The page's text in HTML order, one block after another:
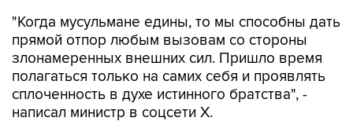
"Когда мусульмане едины, то мы способны дать
прямой отпор любым вызовам со стороны
злонамеренных внешних сил. Пришло время
полагаться только на самих себя и проявлять
сплоченность в духе истинного братства", -
написал министр в соцсети Х.